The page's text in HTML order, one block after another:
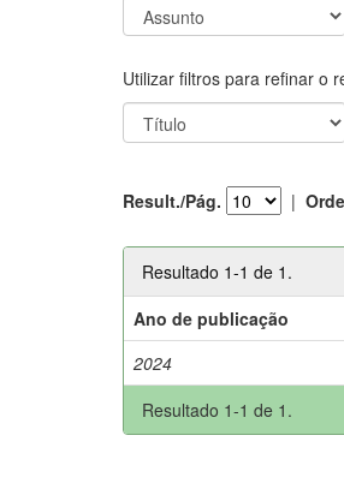
Utilizar filtros para refinar o
Result./Pág. |
Resultado 1-1 de 1.
Ano de publicação
2024
Resultado 1-1 de 1.